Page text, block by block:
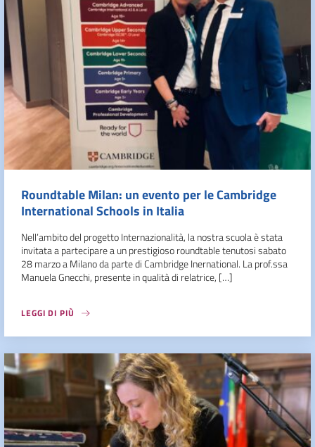
Roundtable Milan: un evento per le Cambridge
International Schools in Italia
Nell’ambito del progetto Internazionalità, la nostra scuola è stata
invitata a partecipare a un prestigioso roundtable tenutosi sabato
28 marzo a Milano da parte di Cambridge Inernational. La prof.ssa
Manuela Gnecchi, presente in qualità di relatrice, […]
LEGGI DI PIÙ